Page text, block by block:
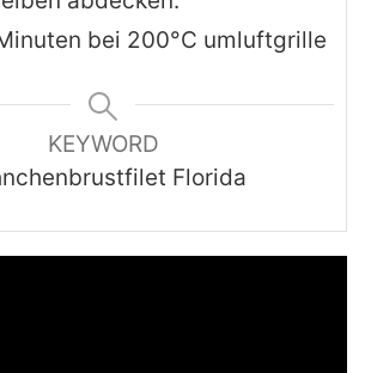
bei 200°C umluftgrille
KEYWORD
Florida